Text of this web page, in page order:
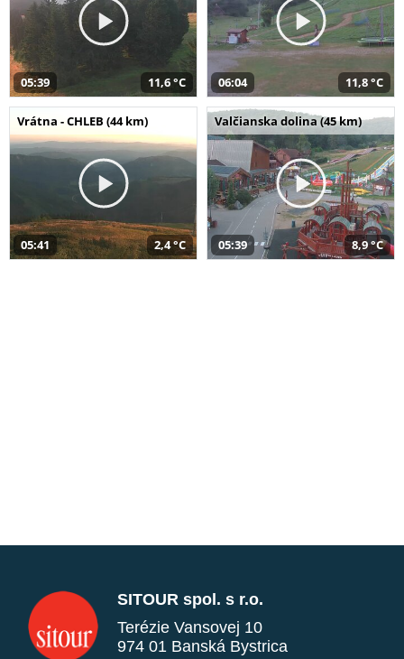
05:39 11,6 °C 06:04 11,8 °C
Vrátna - CHLEB (44 km)
05:41 2,4 °C
Valčianska dolina (45 km)
05:39 8,9 °C
SITOUR spol. s r.o.
Terézie Vansovej 10
974 01 Banská Bystrica